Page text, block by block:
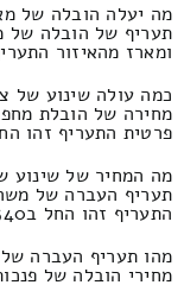
מה יעלה הובלה של
תעריף של הובלה של
ומארז מהאיזור התעריף זה 570 ולכל
כמה עולה שינוע של
מחירה של הובלת
פרטית התעריף זהו החל
מה המחיר של שינוע
תעריף העברה של
התעריף זהו החל ב540 ₪.
מהו תעריף העברה של
מחירי הובלה של